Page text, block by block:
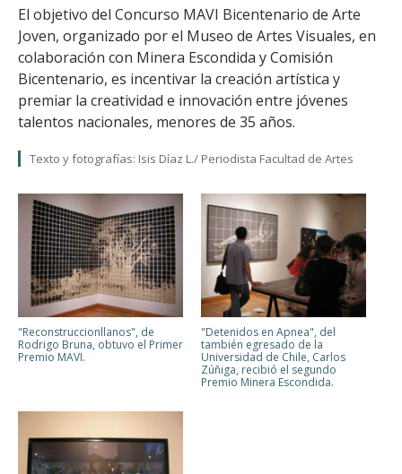
"Reconstruccionllanos", de
Rodrigo Bruna, obtuvo el Primer
Premio MAVI.
"Detenidos en Apnea", del
también egresado de la
Universidad de Chile, Carlos
Zúñiga, recibió el segundo
Premio Minera Escondida.
El objetivo del Concurso MAVI Bicentenario de Arte
Joven, organizado por el Museo de Artes Visuales, en
colaboración con Minera Escondida y Comisión
Bicentenario, es incentivar la creación artística y
premiar la creatividad e innovación entre jóvenes
talentos nacionales, menores de 35 años.
Texto y fotografías: Isis Díaz L./ Periodista Facultad de Artes